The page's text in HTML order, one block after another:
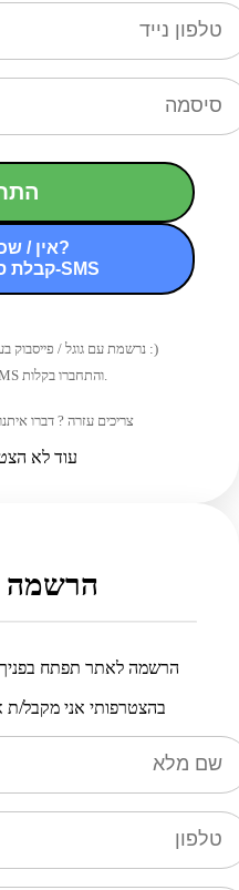
אין / שכחת סיסמה?
קבלת סיסמה חדשה ב-SMS
נרשמת עם גוגל / פייסבוק בעבר? מעכשיו מתחברים עם טלפון :)
קבלו סיסמה חדשה ב-SMS והתחברו בקלות.
צריכים עזרה ? דברו
עוד לא
הרשמה
הרשמה לאתר תפתח בפניך
בהצטרפותי אני מקבל/